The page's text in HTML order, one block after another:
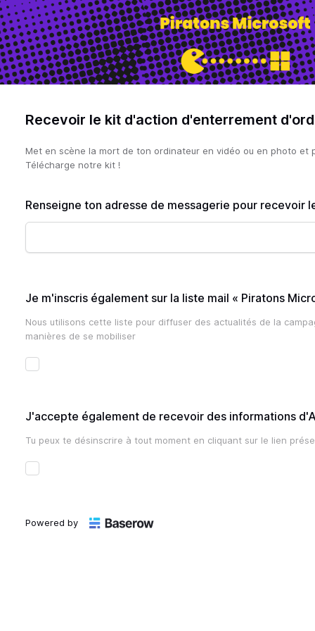
Recevoir le kit d'action d'enterrement
Met en scène la mort de ton ordinateur en vidéo ou en photo et
Télécharge notre kit !
Renseigne ton adresse de messagerie pour recevoir
Je m'inscris également sur la liste mail « Piratons
Nous utilisons cette liste pour diffuser des actualités de la
manières de se mobiliser
J'accepte également de recevoir des informations
Tu peux te désinscrire à tout moment en cliquant sur le lien
Powered by